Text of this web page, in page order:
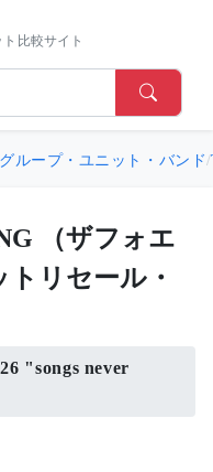
比較サイト
ループ・ユニット・バンド/
（ザフォエ
リセール・
"songs never